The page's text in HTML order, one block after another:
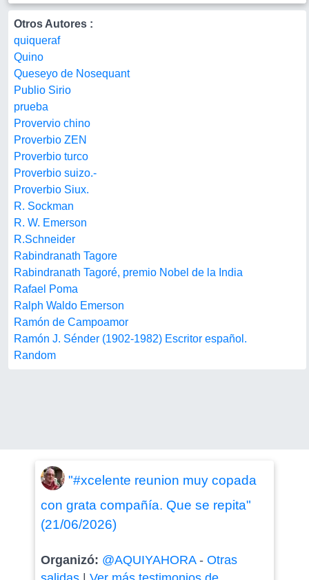
Otros Autores :
quiqueraf
Quino
Queseyo de Nosequant
Publio Sirio
prueba
Provervio chino
Proverbio ZEN
Proverbio turco
Proverbio suizo.-
Proverbio Siux.
R. Sockman
R. W. Emerson
R.Schneider
Rabindranath Tagore
Rabindranath Tagoré, premio Nobel de la India
Rafael Poma
Ralph Waldo Emerson
Ramón de Campoamor
Ramón J. Sénder (1902-1982) Escritor español.
Random
"#xcelente reunion muy copada
con grata compañía. Que se repita"
(21/06/2026)
Organizó: @AQUIYAHORA- Otras